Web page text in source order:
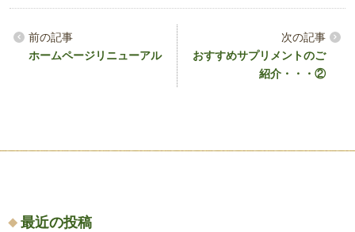
ホームページリニューアル
おすすめサプリメントのご
紹介・・・②
最近の投稿